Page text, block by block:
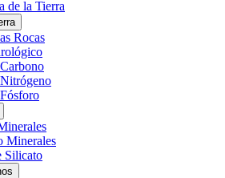
de la Tierra
Rocas
Minerales
Silicato